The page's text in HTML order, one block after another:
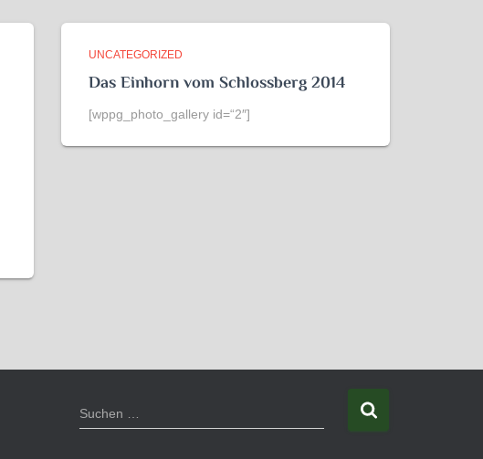
UNCATEGORIZED
Das Einhorn vom Schlossberg 2014
[wppg_photo_gallery id=“2″]
u
Suchen …